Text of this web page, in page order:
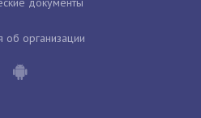
об организации